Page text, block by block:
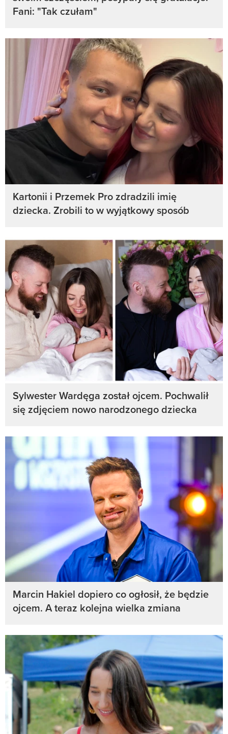
Fani: "Tak czułam"
Kartonii i Przemek Pro zdradzili imię
dziecka. Zrobili to w wyjątkowy sposób
Sylwester Wardęga został ojcem. Pochwalił
się zdjęciem nowo narodzonego dziecka
Marcin Hakiel dopiero co ogłosił, że będzie
ojcem. A teraz kolejna wielka zmiana